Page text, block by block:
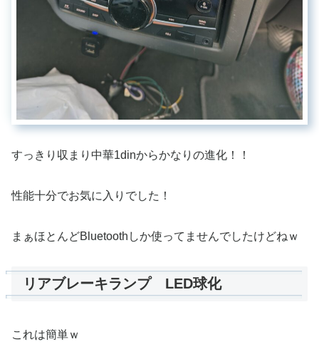
すっきり収まり中華1dinからかなりの進化！！
性能十分でお気に入りでした！
まぁほとんどBluetoothしか使ってませんでしたけどねｗ
リアブレーキランプ LED球化
これは簡単ｗ